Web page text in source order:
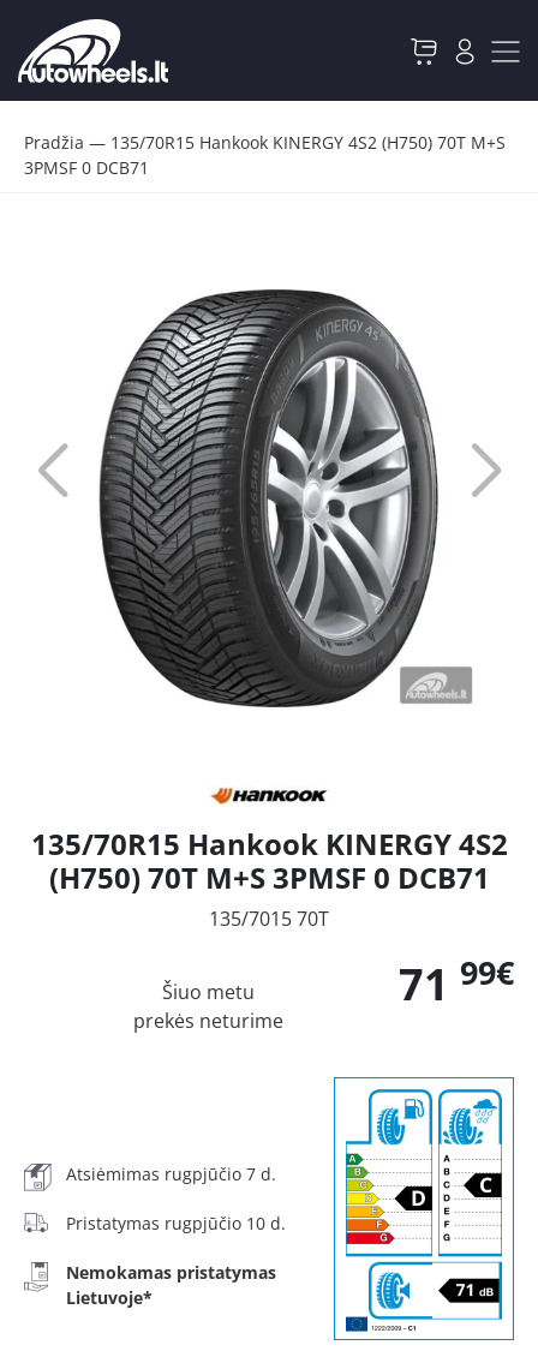
Pradžia — 135/70R15 Hankook KINERGY 4S2 (H750) 70T M+S
3PMSF 0 DCB71
135/70R15 Hankook KINERGY 4S2
(H750) 70T M+S 3PMSF 0 DCB71
135/7015 70T
71 99€
Šiuo metu
prekės neturime
Atsiėmimas rugpjūčio 7 d.
Pristatymas rugpjūčio 10 d.
Nemokamas pristatymas
Lietuvoje*